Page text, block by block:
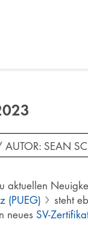
AUTOR: SEAN
(PUEG) steht
neues SV-